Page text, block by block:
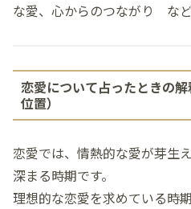
な愛、心からのつながり な
恋愛について占ったときの
位置）
恋愛では、情熱的な愛が芽生
深まる時期です。
理想的な恋愛を求めている時